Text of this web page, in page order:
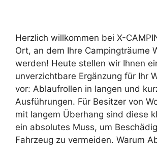
Herzlich willkommen bei X-
Ort, an dem Ihre Campingträume
werden! Heute stellen wir Ihnen
unverzichtbare Ergänzung für Ihr
vor: Ablaufrollen in langen und
Ausführungen. Für Besitzer von
mit langem Überhang sind diese
ein absolutes Muss, um
Fahrzeug zu vermeiden. Warum